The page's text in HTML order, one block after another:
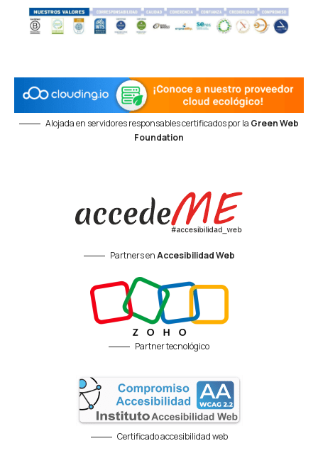
Alojada en servidores responsables certificados por la Green Web
Foundation
Partners enAccesibilidad Web
Partner tecnológico
Certificado accesibilidad web